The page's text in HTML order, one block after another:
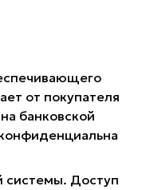
от покупателя
банковской
системы. Доступ